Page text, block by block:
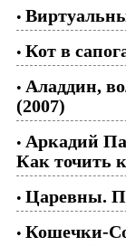
•
• Кот в
• Аладдин,
(2007)
• Аркадий
Как точить
• Царевны.
• Кошечки-